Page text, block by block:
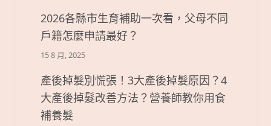
2026各縣市生育補助一次看，父母不同
戶籍怎麼申請最好？
15 8 月, 2025
產後掉髮別慌張！3大產後掉髮原因？4
大產後掉髮改善方法？營養師教你用食
補養髮